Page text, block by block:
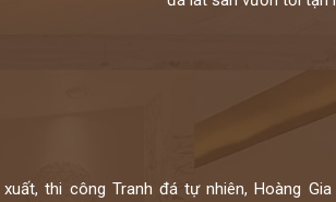
thi công Tranh đá tự nhiên, Hoàng Gia